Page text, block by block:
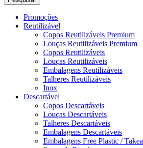
Promoções
Reutilizável
Copos Reutilizáveis Premium
Louças Reutilizáveis Premium
Copos Reutilizáveis
Louças Reutilizáveis
Embalagens Reutilizáveis
Talheres Reutilizáveis
Inox
Descartável
Copos Descartáveis
Louças Descartáveis
Talheres Descartáveis
Embalagens Descartáveis
Embalagens Free Plastic /